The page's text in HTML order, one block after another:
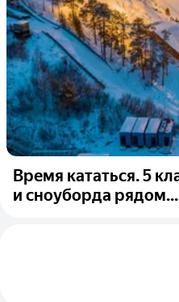
Время кататься. 5
и сноуборда рядом...